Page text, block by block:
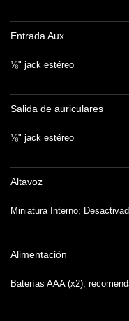
Entrada Aux
⅛" jack estéreo
Salida de auriculares
⅛" jack estéreo
Altavoz
Miniatura Interno;
Alimentación
Baterías AAA (x2),